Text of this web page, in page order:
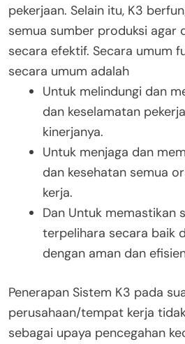
pekerjaan. Selain itu, K3
semua sumber produksi agar
secara efektif. Secara umum
secara umum adalah
Untuk melindungi dan
dan keselamatan
kinerjanya.
Untuk menjaga dan
dan kesehatan semua
kerja.
Dan Untuk memastikan
terpelihara secara baik
dengan aman dan
Penerapan Sistem K3 pada
perusahaan/tempat kerja
sebagai upaya pencegahan